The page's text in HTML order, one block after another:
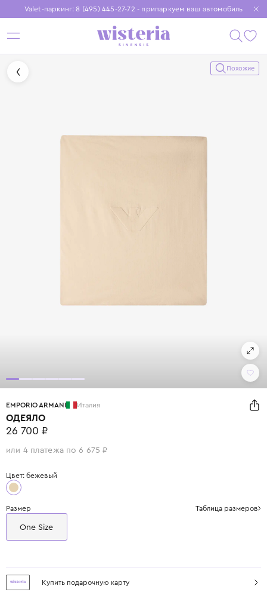
Valet-паркинг: 8 (495) 445-27-72 - припаркуем ваш автомобиль
Бесплатная доставка при заказе от 15 000 ₽
Установите приложение, чтобы покупки были еще удобнее
Похожие
EMPORIO ARMANI Италия
ОДЕЯЛО
26 700 ₽
или 4 платежа по 6 675 ₽
Цвет: бежевый
Размер Таблица размеров
One Size
Купить подарочную карту